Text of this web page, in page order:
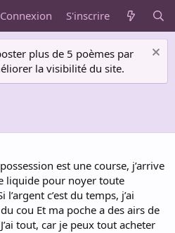
Connexion S'inscrire
plus de 5 poèmes par
la visibilité du site.
est une course, j’arrive
liquide pour noyer toute
l’argent c’est du temps, j’ai
cou Et ma poche a des airs de
tout, car je peux tout acheter